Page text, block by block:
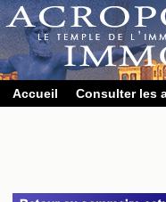
Accueil Consulter les